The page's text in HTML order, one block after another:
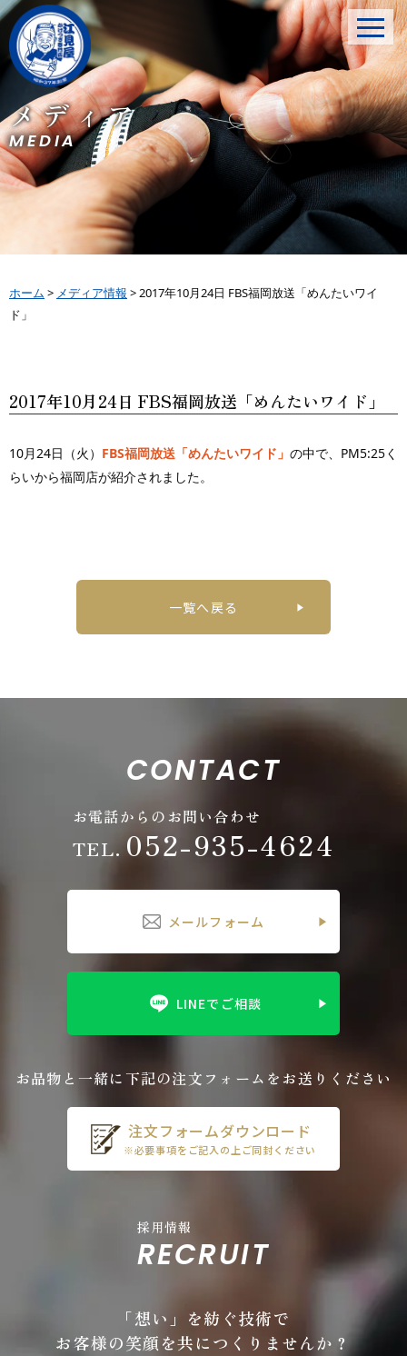
メディア
MEDIA
ホーム > メディア情報 >2017年10月24日 FBS福岡放送「めんたいワイ
ド」
2017年10月24日 FBS福岡放送「めんたいワイド」
10月24日（火） FBS福岡放送「めんたいワイド」 の中で、PM5:25く
らいから福岡店が紹介されました。
一覧へ戻る
CONTACT
お電話からのお問い合わせ
TEL. 052-935-4624
メールフォーム
LINEでご相談
お品物と一緒に下記の注文フォームをお送りください
注文フォームダウンロード
※必要事項をご記入の上ご同封ください
採用情報
RECRUIT
「想い」を紡ぐ技術で
お客様の笑顔を共につくりませんか？